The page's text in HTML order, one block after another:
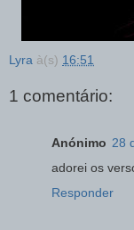
Lyra à(s) 16:51
1 comentário:
Anónimo 28
adorei os
Responder